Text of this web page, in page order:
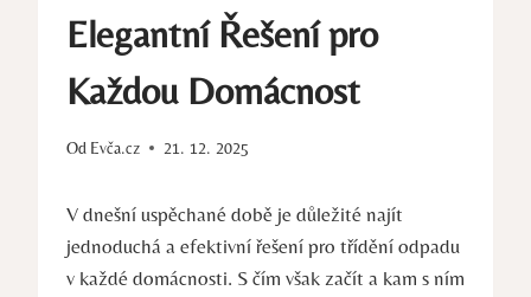
Elegantní Řešení pro
Každou Domácnost
Od Evča.cz 21. 12. 2025
V dnešní uspěchané době je důležité najít
jednoduchá a efektivní řešení pro třídění odpadu
v každé domácnosti. S čím však začít a kam s ním